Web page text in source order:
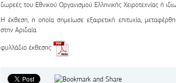
δωρεές του Εθνικού Οργανισμού Ελληνικής Χειροτεχνίας ή
Η έκθεση, η οποία σημείωσε εξαιρετική επιτυχία,
στην Αριδαία.
φυλλάδιο έκθεσης